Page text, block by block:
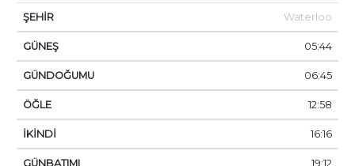
Waterloo
05:44
06:45
12:58
16:16
19:12